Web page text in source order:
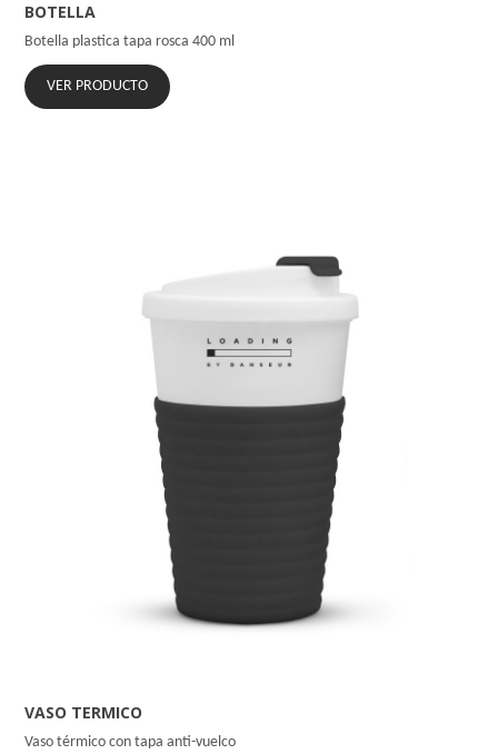
BOTELLA
Botella plastica tapa rosca 400 ml
VER PRODUCTO
VASO TERMICO
Vaso térmico con tapa anti-vuelco